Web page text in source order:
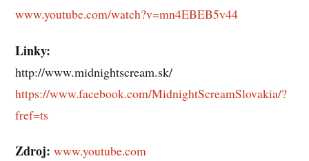
www.youtube.com/watch?v=mn4EBEB5v44
Linky:
http://www.midnightscream.sk/
https://www.facebook.com/MidnightScreamSlovakia/?
fref=ts
Zdroj: www.youtube.com